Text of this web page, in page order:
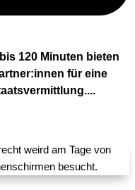
120 Minuten bieten
für eine